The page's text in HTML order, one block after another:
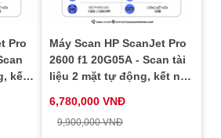
Pro
kết
Máy Scan HP ScanJet Pro
2600 f1 20G05A - Scan tài
liệu 2 mặt tự động, kết nối
khay ADF 60 tờ
6,780,000 VNĐ
9,900,000 VNĐ